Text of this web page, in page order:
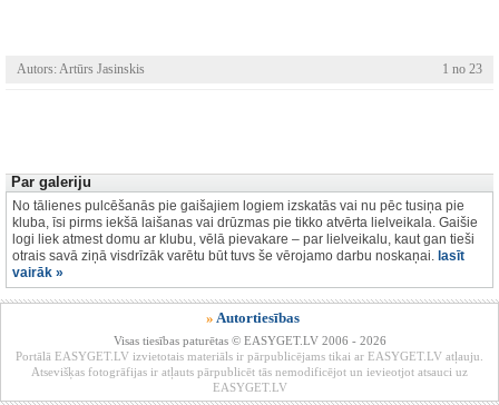
Autors: Artūrs Jasinskis 1 no 23
Par galeriju
No tālienes pulcēšanās pie gaišajiem logiem izskatās vai nu pēc tusiņa pie
kluba, īsi pirms iekšā laišanas vai drūzmas pie tikko atvērta lielveikala. Gaišie
logi liek atmest domu ar klubu, vēlā pievakare – par lielveikalu, kaut gan tieši
otrais savā ziņā visdrīzāk varētu būt tuvs še vērojamo darbu noskaņai. lasīt
vairāk »
» Autortiesības
Visas tiesības paturētas © EASYGET.LV 2006 - 2026
Portālā EASYGET.LV izvietotais materiāls ir pārpublicējams tikai ar EASYGET.LV atļauju.
Atsevišķas fotogrāfijas ir atļauts pārpublicēt tās nemodificējot un ievieotjot atsauci uz
EASYGET.LV